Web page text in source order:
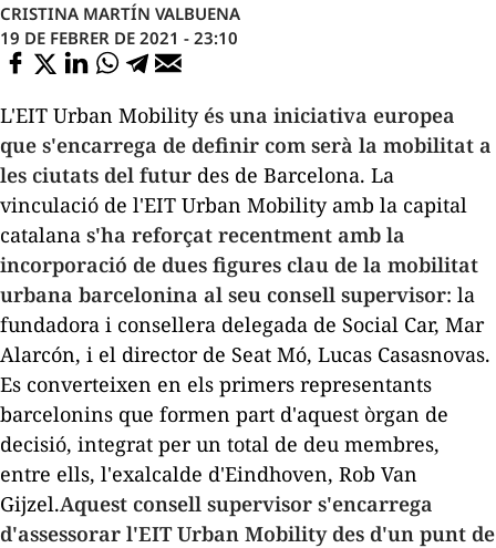
CRISTINA MARTÍN VALBUENA
19 DE FEBRER DE 2021 - 23:10
L'EIT Urban Mobility és una iniciativa europea
que s'encarrega de definir com serà la mobilitat a
les ciutats del futur des de Barcelona. La
vinculació de l'EIT Urban Mobility amb la capital
catalana s'ha reforçat recentment amb la
incorporació de dues figures clau de la mobilitat
urbana barcelonina al seu consell supervisor: la
fundadora i consellera delegada de Social Car, Mar
Alarcón, i el director de Seat Mó, Lucas Casasnovas.
Es converteixen en els primers representants
barcelonins que formen part d'aquest òrgan de
decisió, integrat per un total de deu membres,
entre ells, l'exalcalde d'Eindhoven, Rob Van
Gijzel.Aquest consell supervisor s'encarrega
d'assessorar l'EIT Urban Mobility des d'un punt de